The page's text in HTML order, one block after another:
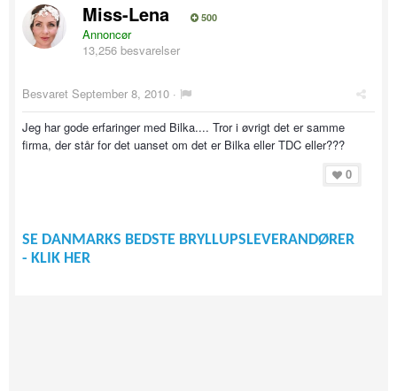
Miss-Lena 500
Annoncør
13,256 besvarelser
Besvaret September 8, 2010 ·
Jeg har gode erfaringer med Bilka.... Tror i øvrigt det er samme
firma, der står for det uanset om det er Bilka eller TDC eller???
0
SE DANMARKS BEDSTE BRYLLUPSLEVERANDØRER
- KLIK HER